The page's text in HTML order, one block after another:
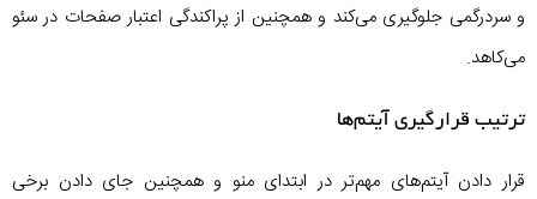
و سردرگمی جلوگیری می‌کند و همچنین از پراکندگی اعتبار صفحات در سئو
می‌کاهد.
ترتیب قرارگیری آیتم‌ها
قرار دادن آیتم‌های مهم‌تر در ابتدای منو و همچنین جای دادن برخی